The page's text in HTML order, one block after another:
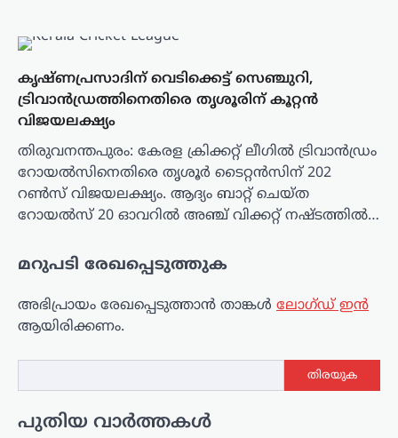
കൃഷ്ണപ്രസാദിന് വെടിക്കെട്ട് സെഞ്ചുറി,
ട്രിവാൻഡ്രത്തിനെതിരെ തൃശൂരിന് കൂറ്റൻ
വിജയലക്ഷ്യം
തിരുവനന്തപുരം: കേരള ക്രിക്കറ്റ് ലീഗില്‍ ട്രിവാൻഡ്രം
റോയൽസിനെതിരെ തൃശൂർ ടൈറ്റൻസിന് 202
റൺസ് വിജയലക്ഷ്യം. ആദ്യം ബാറ്റ് ചെയ്ത
റോയൽസ് 20 ഓവറിൽ അഞ്ച് വിക്കറ്റ് നഷ്ടത്തിൽ…
മറുപടി രേഖപ്പെടുത്തുക
അഭിപ്രായം രേഖപ്പെടുത്താ‍ൻ താങ്കൾ ലോഗ്ഡ് ഇൻ
ആയിരിക്കണം.
തിരയുക
പുതിയ വാർത്തകൾ